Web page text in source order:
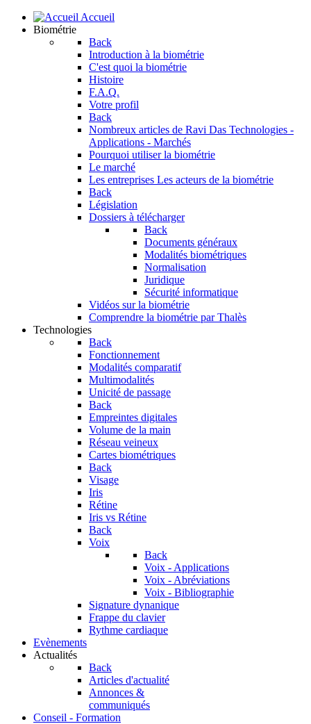
Accueil
Biométrie
Back
Introduction à la biométrie
C'est quoi la biométrie
Histoire
F.A.Q.
Votre profil
Back
Nombreux articles de Ravi Das Technologies -
Applications - Marchés
Pourquoi utiliser la biométrie
Le marché
Les entreprises Les acteurs de la biométrie
Back
Législation
Dossiers à télécharger
Back
Documents généraux
Modalités biométriques
Normalisation
Juridique
Sécurité informatique
Vidéos sur la biométrie
Comprendre la biométrie par Thalès
Technologies
Back
Fonctionnement
Modalités comparatif
Multimodalités
Unicité de passage
Back
Empreintes digitales
Volume de la main
Réseau veineux
Cartes biométriques
Back
Visage
Iris
Rétine
Iris vs Rétine
Back
Voix
Back
Voix - Applications
Voix - Abréviations
Voix - Bibliographie
Signature dynanique
Frappe du clavier
Rythme cardiaque
Evènements
Actualités
Back
Articles d'actualité
Annonces &
communiqués
Conseil - Formation